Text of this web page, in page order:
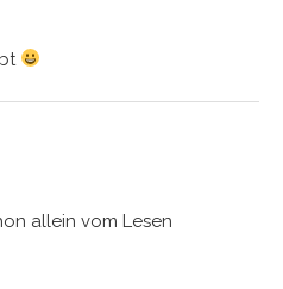
allein vom Lesen